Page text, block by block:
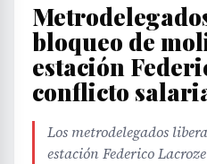
bloqueo de
estación
conflicto
Los metrodelegados
estación Federico